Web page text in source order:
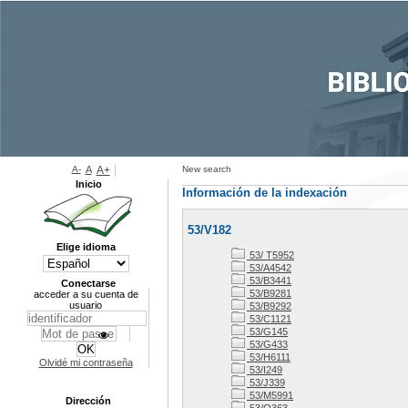
New search
Información de la indexación
53/V182
53/ T5952
53/A4542
53/B3441
53/B9281
53/B9292
53/C1121
53/G145
53/G433
53/H6111
53/I249
53/J339
53/M5991
A- A A+
Inicio
Elige idioma
Conectarse
acceder a su cuenta de
usuario
Olvidé mi contraseña
Dirección